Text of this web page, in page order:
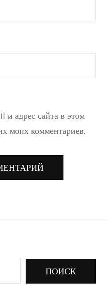
адрес сайта в этом
моих комментариев.
ПОИСК